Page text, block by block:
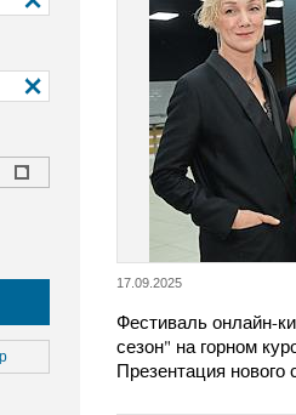
17.09.2025
Фестиваль онлайн-
сезон" на горном
Презентация